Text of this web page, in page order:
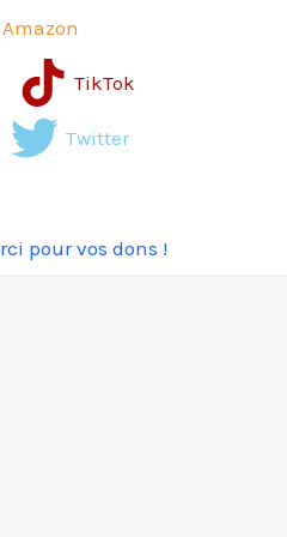
Amazon
TikTok
Twitter
pour vos dons !